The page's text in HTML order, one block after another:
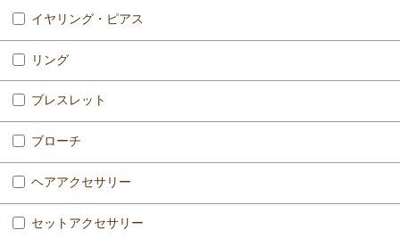
イヤリング・ピアス
リング
ブレスレット
ブローチ
ヘアアクセサリー
セットアクセサリー